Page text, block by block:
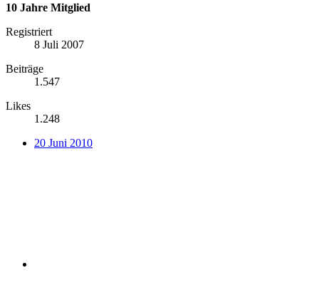
10 Jahre Mitglied
Registriert
8 Juli 2007
Beiträge
1.547
Likes
1.248
20 Juni 2010